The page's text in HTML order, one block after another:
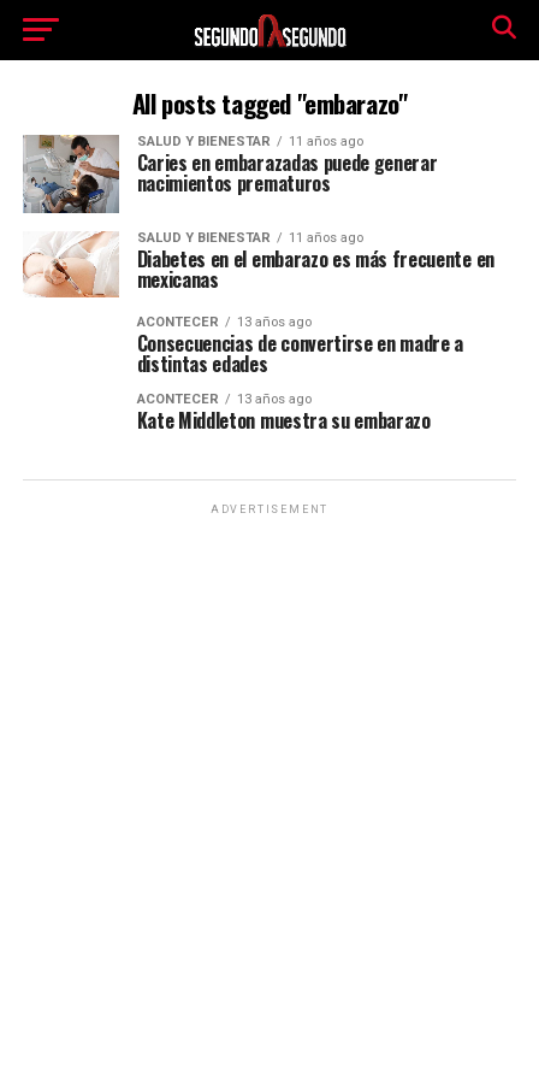
All posts tagged "embarazo"
SALUD Y BIENESTAR 11 años ago
Caries en embarazadas puede generar
nacimientos prematuros
SALUD Y BIENESTAR 11 años ago
Diabetes en el embarazo es más frecuente en
mexicanas
ACONTECER 13 años ago
Consecuencias de convertirse en madre a
distintas edades
ACONTECER 13 años ago
Kate Middleton muestra su embarazo
ADVERTISEMENT